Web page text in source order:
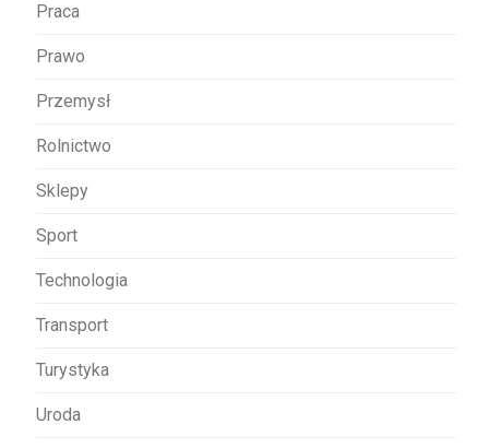
Praca
Prawo
Przemysł
Rolnictwo
Sklepy
Sport
Technologia
Transport
Turystyka
Uroda